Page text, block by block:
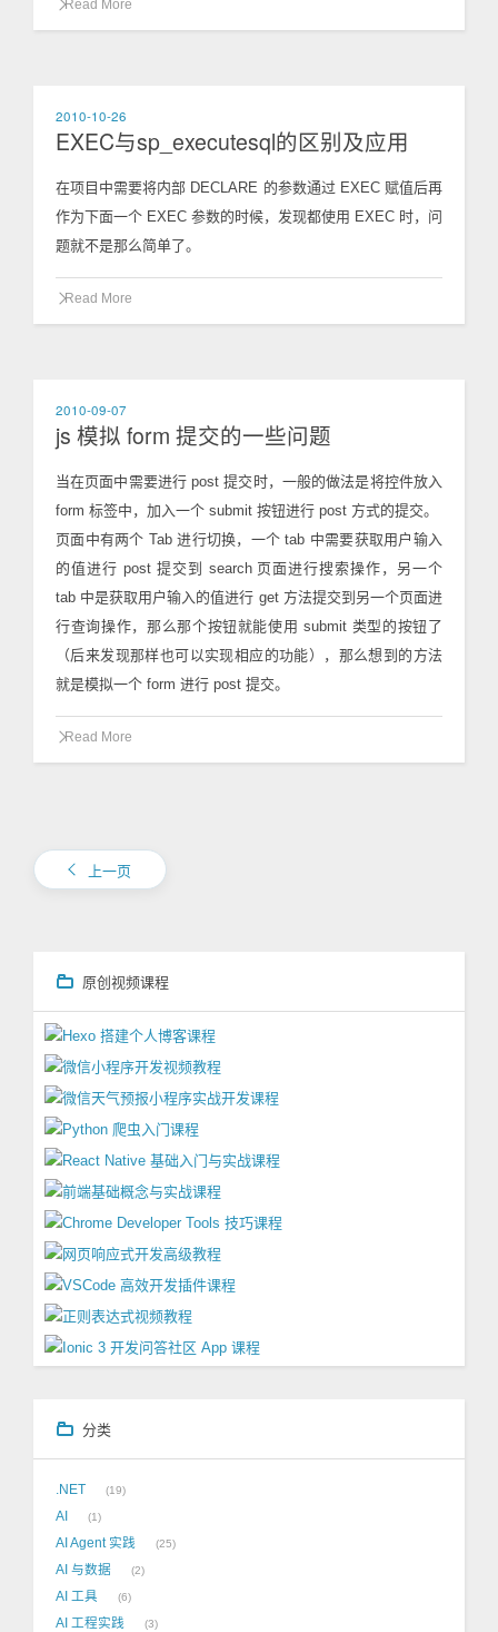
Read More
2010-10-26
EXEC与sp_executesql的区别及应用
在项目中需要将内部 DECLARE 的参数通过 EXEC 赋值后再
作为下面一个 EXEC 参数的时候，发现都使用 EXEC 时，问
题就不是那么简单了。
Read More
2010-09-07
js 模拟 form 提交的一些问题
当在页面中需要进行 post 提交时，一般的做法是将控件放入
form 标签中，加入一个 submit 按钮进行 post 方式的提交。
页面中有两个 Tab 进行切换，一个 tab 中需要获取用户输入
的值进行 post 提交到 search 页面进行搜索操作，另一个
tab 中是获取用户输入的值进行 get 方法提交到另一个页面进
行查询操作，那么那个按钮就能使用 submit 类型的按钮了
（后来发现那样也可以实现相应的功能），那么想到的方法
就是模拟一个 form 进行 post 提交。
Read More
上一页
原创视频课程
分类
.NET 19
AI 1
AI Agent 实践 25
AI 与数据 2
AI 工具 6
AI 工程实践 3